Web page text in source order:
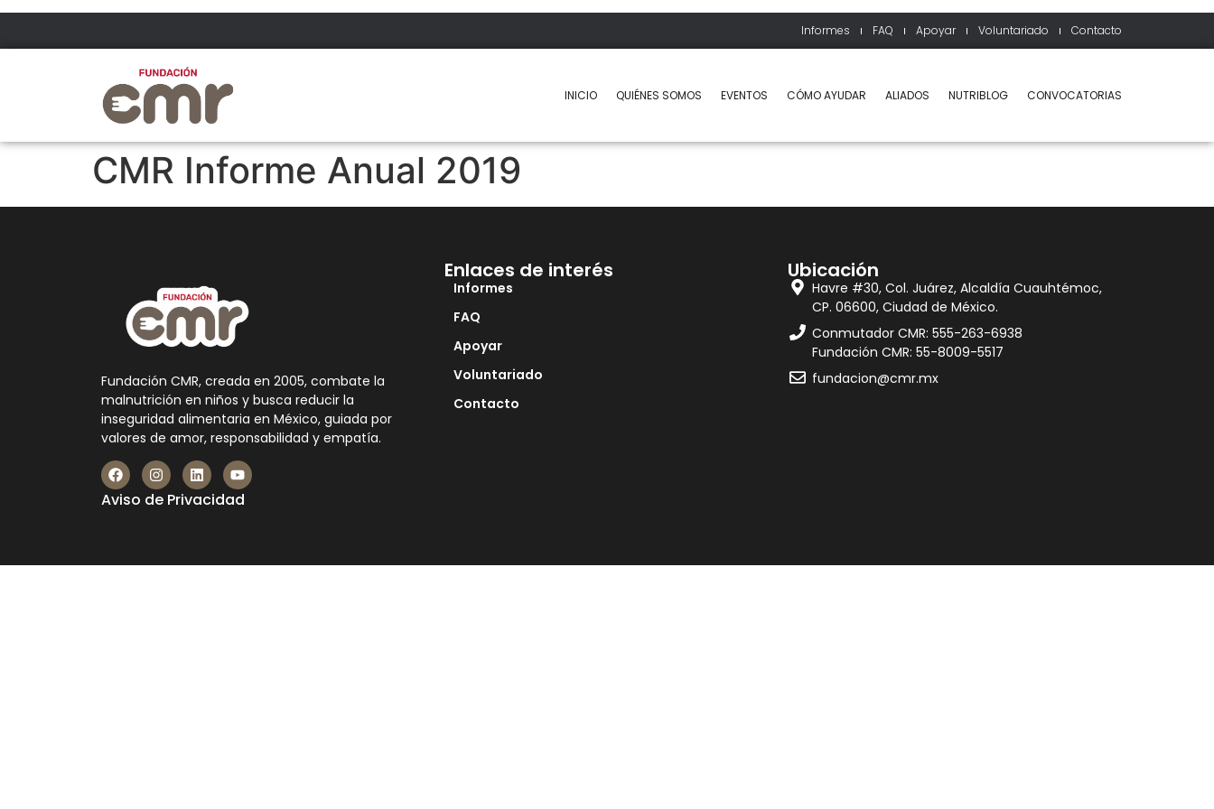
Informes FAQ Apoyar Voluntariado Contacto
INICIO QUIÉNES SOMOS EVENTOS CÓMO AYUDAR ALIADOS NUTRIBLOG CONVOCATORIAS
CMR Informe Anual 2019
Fundación CMR, creada en 2005, combate la
malnutrición en niños y busca reducir la
inseguridad alimentaria en México, guiada por
valores de amor, responsabilidad y empatía.
Aviso de Privacidad
Enlaces de interés
Informes
FAQ
Apoyar
Voluntariado
Contacto
Ubicación
Havre #30, Col. Juárez, Alcaldía Cuauhtémoc,
CP. 06600, Ciudad de México.
Conmutador CMR: 555-263-6938
Fundación CMR: 55-8009-5517
fundacion@cmr.mx